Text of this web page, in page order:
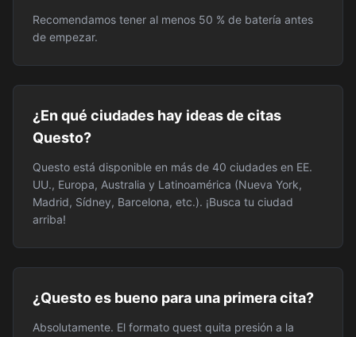
Recomendamos tener al menos 50 % de batería antes
de empezar.
¿En qué ciudades hay ideas de citas
Questo?
Questo está disponible en más de 40 ciudades en EE.
UU., Europa, Australia y Latinoamérica (Nueva York,
Madrid, Sídney, Barcelona, etc.). ¡Busca tu ciudad
arriba!
¿Questo es bueno para una primera cita?
Absolutamente. El formato quest quita presión a la